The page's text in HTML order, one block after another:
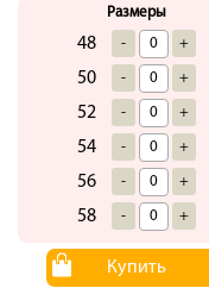
Размеры
48 - +
50 - +
52 - +
54 - +
56 - +
58 - +
Купить